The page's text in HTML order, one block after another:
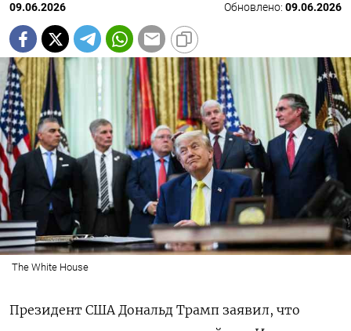
09.06.2026 Обновлено: 09.06.2026
The White House
Президент США Дональд Трамп заявил, что